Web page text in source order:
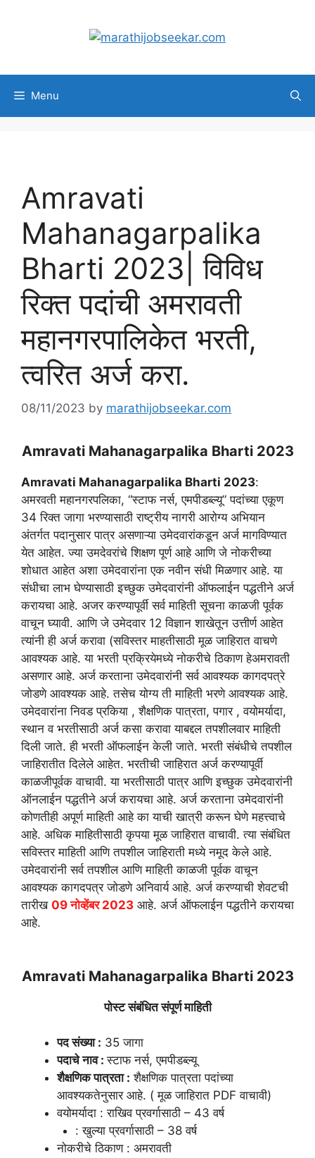
Menu
Amravati
Mahanagarpalika
Bharti 2023| विविध
रिक्त पदांची अमरावती
महानगरपालिकेत भरती,
त्वरित अर्ज करा.
08/11/2023 by marathijobseekar.com
Amravati Mahanagarpalika Bharti 2023
Amravati Mahanagarpalika Bharti 2023:
अमरवती महानगरपलिका, “स्टाफ नर्स, एमपीडब्ल्यू” पदांच्या एकूण
34 रिक्त जागा भरण्यासाठी राष्ट्रीय नागरी आरोग्य अभियान
अंतर्गत पदानुसार पात्र असणाऱ्या उमेदवारांकडून अर्ज मागविण्यात
येत आहेत. ज्या उमदेवरांचे शिक्षण पूर्ण आहे आणि जे नोकरीच्या
शोधात आहेत अशा उमेदवारांना एक नवीन संधी मिळणार आहे. या
संधीचा लाभ घेण्यासाठी इच्छुक उमेदवारांनी ऑफलाईन पद्धतीने अर्ज
करायचा आहे. अजर करण्यापूर्वी सर्व माहिती सूचना काळजी पूर्वक
वाचून घ्यावी. आणि जे उमेदवार 12 विज्ञान शाखेतून उत्तीर्ण आहेत
त्यांनी ही अर्ज करावा (सविस्तर माहतीसाठी मूळ जाहिरात वाचणे
आवश्यक आहे. या भरती प्रक्रियेमध्ये नोकरीचे ठिकाण हेअमरावती
असणार आहे. अर्ज करताना उमेदवारांनी सर्व आवश्यक कागदपत्रे
जोडणे आवश्यक आहे. तसेच योग्य ती माहिती भरणे आवश्यक आहे.
उमेदवारांना निवड प्रकिया , शैक्षणिक पात्रता, पगार , वयोमर्यादा,
स्थान व भरतीसाठी अर्ज कसा करावा याबद्दल तपशीलवार माहिती
दिली जाते. ही भरती ऑफलाईन केली जाते. भरती संबंधीचे तपशील
जाहिरातीत दिलेले आहेत. भरतीची जाहिरात अर्ज करण्यापूर्वी
काळजीपूर्वक वाचावी. या भरतीसाठी पात्र आणि इच्छुक उमेदवारांनी
ऑनलाईन पद्धतीने अर्ज करायचा आहे. अर्ज करताना उमेदवारांनी
कोणतीही अपूर्ण माहिती आहे का याची खात्री करून घेणे महत्त्वाचे
आहे. अधिक माहितीसाठी कृपया मूळ जाहिरात वाचावी. त्या संबंधित
सविस्तर माहिती आणि तपशील जाहिराती मध्ये नमूद केले आहे.
उमेदवारांनी सर्व तपशील आणि माहिती काळजी पूर्वक वाचून
आवश्यक कागदपत्र जोडणे अनिवार्य आहे. अर्ज करण्याची शेवटची
तारीख 09 नोव्हेंबर 2023 आहे. अर्ज ऑफलाईन पद्धतीने करायचा
आहे.
Amravati Mahanagarpalika Bharti 2023
पोस्ट संबंधित संपूर्ण माहिती
पद संख्या : 35 जागा
पदाचे नाव :स्टाफ नर्स, एमपीडब्ल्यू
शैक्षणिक पात्रता : शैक्षणिक पात्रता पदांच्या
आवश्यकतेनुसार आहे. ( मूळ जाहिरात PDF वाचावी)
वयोमर्यादा : राखिव प्रवर्गासाठी – 43 वर्ष
: खुल्या प्रवर्गासाठी – 38 वर्ष
नोकरीचे ठिकाण : अमरावती